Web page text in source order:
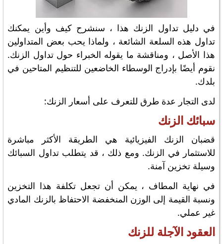
في دليل تداول الزنك هذا ، سنشرح كيف وأين يمكنك
تداول هذه السلعة الشائعة ، ولماذا يحب بعض المتداولين
هذا الأصل ، ومناقشة ما يقوله الخبراء حول تداول الزنك.
نقوم أيضًا بإدراج الوسطاء الخاضعين للتنظيم المتاحين في
بلدك.
لدى التجار عدة طرق للتعرف على أسعار الزنك:
سبائك الزنك
قضبان الزنك الفيزيائية هي الطريقة الأكثر مباشرة
للاستثمار في الزنك. ومع ذلك ، قد يتطلب تداول السبائك
وسيلة تخزين آمنة.
في نهاية المطاف ، يمكن أن تجعل تكلفة هذا التخزين
ونسبة القيمة إلى الوزن المنخفضة الاحتفاظ بالزنك المادي
غير عملي.
العقود الآجلة للزنك